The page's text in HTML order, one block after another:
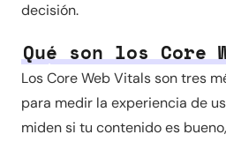
decisión.
Qué son los Core
Los Core Web Vitals son tres
para medir la experiencia de
miden si tu contenido es